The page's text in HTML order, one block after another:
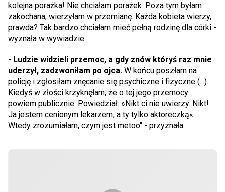
kolejna porażka! Nie chciałam porażek. Poza tym byłam
zakochana, wierzyłam w przemianę. Każda kobieta wierzy,
prawda? Tak bardzo chciałam mieć pełną rodzinę dla córki -
wyznała w wywiadzie.
- Ludzie widzieli przemoc, a gdy znów któryś raz mnie
uderzył, zadzwoniłam po ojca. W końcu poszłam na
policję i zgłosiłam znęcanie się psychiczne i fizyczne (...).
Kiedyś w złości krzyknęłam, że o tej jego przemocy
powiem publicznie. Powiedział: »Nikt ci nie uwierzy. Nikt!
Ja jestem cenionym lekarzem, a ty tylko aktoreczką«.
Wtedy zrozumiałam, czym jest metoo" - przyznała.